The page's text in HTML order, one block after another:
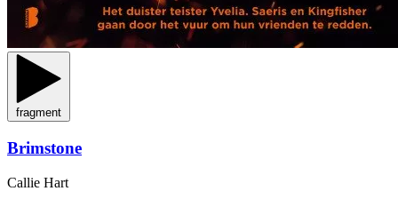
fragment
Brimstone
Callie Hart